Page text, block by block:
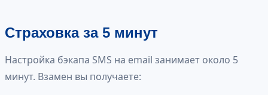
Страховка за 5 минут
Настройка бэкапа SMS на email занимает около 5
минут. Взамен вы получаете: